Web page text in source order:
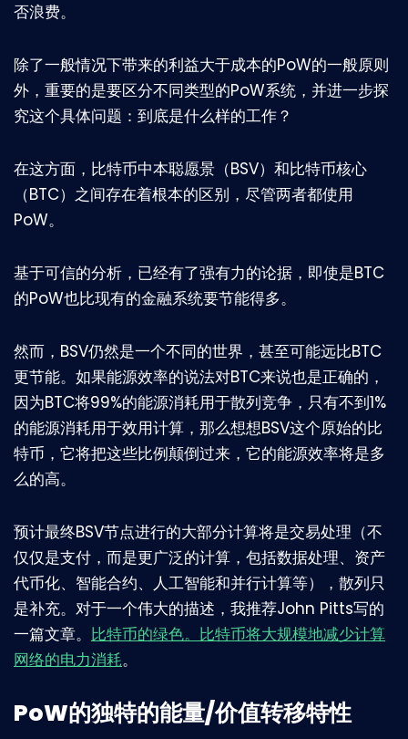
否浪费。
除了一般情况下带来的利益大于成本的PoW的一般原则
外，重要的是要区分不同类型的PoW系统，并进一步探
究这个具体问题：到底是什么样的工作？
在这方面，比特币中本聪愿景（BSV）和比特币核心
（BTC）之间存在着根本的区别，尽管两者都使用
PoW。
基于可信的分析，已经有了强有力的论据，即使是BTC
的PoW也比现有的金融系统要节能得多。
然而，BSV仍然是一个不同的世界，甚至可能远比BTC
更节能。如果能源效率的说法对BTC来说也是正确的，
因为BTC将99%的能源消耗用于散列竞争，只有不到1%
的能源消耗用于效用计算，那么想想BSV这个原始的比
特币，它将把这些比例颠倒过来，它的能源效率将是多
么的高。
预计最终BSV节点进行的大部分计算将是交易处理（不
仅仅是支付，而是更广泛的计算，包括数据处理、资产
代币化、智能合约、人工智能和并行计算等），散列只
是补充。对于一个伟大的描述，我推荐John Pitts写的
一篇文章。 比特币的绿色。比特币将大规模地减少计算
网络的电力消耗。
PoW的独特的能量/价值转移特性